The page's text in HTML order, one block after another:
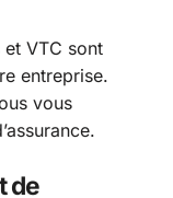
et VTC sont
entreprise.
vous
de